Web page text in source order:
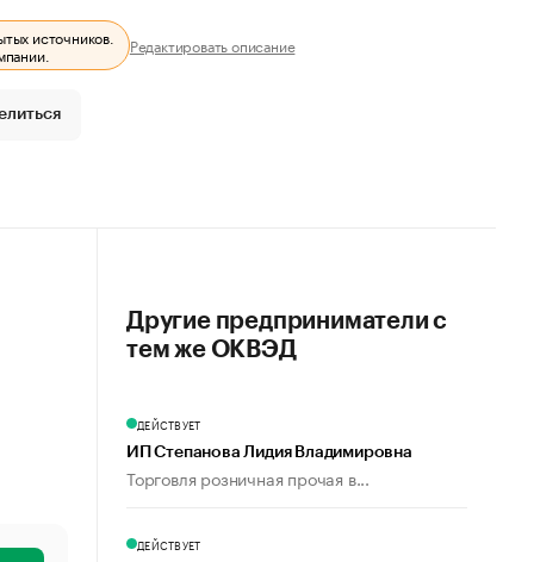
источников.
Редактировать описание
Другие предприниматели с
тем же ОКВЭД
ДЕЙСТВУЕТ
ИП Степанова Лидия Владимировна
Торговля розничная прочая в...
ДЕЙСТВУЕТ